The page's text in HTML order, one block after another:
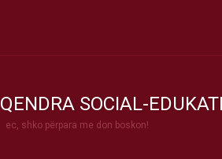
QENDRA SOCIAL-
ec, shko përpara me don boskon!